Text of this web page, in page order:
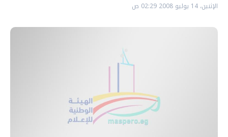
الإثنين، 14 يوليو 2008 02:29 ص